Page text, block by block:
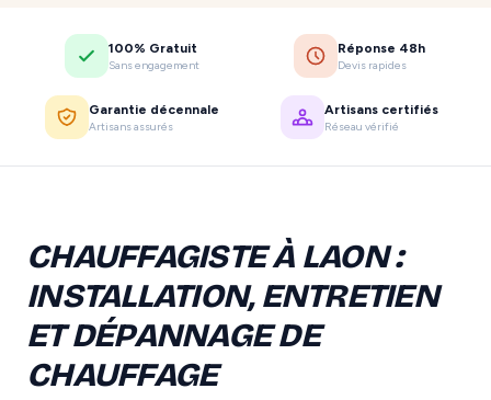
100% Gratuit
Sans engagement
Réponse 48h
Devis rapides
Garantie décennale
Artisans assurés
Artisans certifiés
Réseau vérifié
CHAUFFAGISTE À LAON :
INSTALLATION, ENTRETIEN
ET DÉPANNAGE DE
CHAUFFAGE